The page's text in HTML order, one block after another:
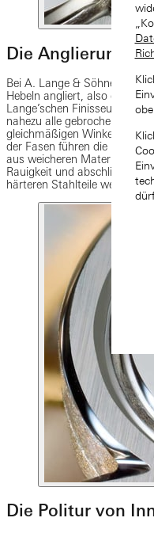
Die Anglierung
Bei A. Lange & Söhne
Hebeln angliert, also
Lange’schen Finisseure
nahezu alle gebrochenen
gleichmäßigen Winkel und
der Fasen führen die
aus weicheren Materialien
Rauigkeit und abschließend
härteren Stahlteile werden
Die Politur von